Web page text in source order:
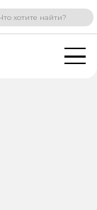
РЕГИСТРАЦИЯ